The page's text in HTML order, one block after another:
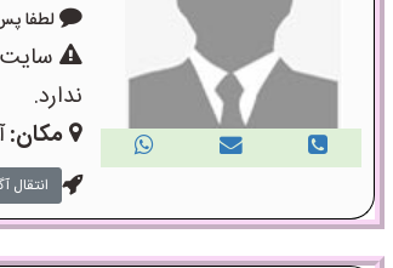
لطفا پس
ندارد.
مکان:
انتقال